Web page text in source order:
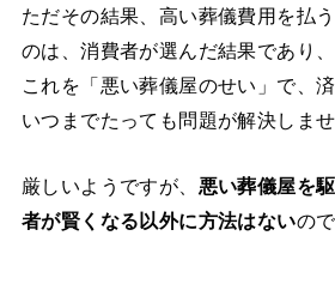
ただその結果、高い葬儀費用を払
のは、消費者が選んだ結果であり
これを「悪い葬儀屋のせい」で、
いつまでたっても問題が解決しませ
厳しいようですが、 悪い葬儀屋を
者が賢くなる以外に方法はないので